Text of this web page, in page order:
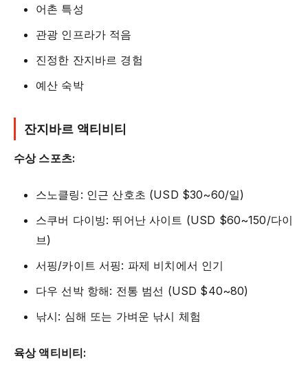
어촌 특성
관광 인프라가 적음
진정한 잔지바르 경험
예산 숙박
잔지바르 액티비티
수상 스포츠:
스노클링: 인근 산호초 (USD $30~60/일)
스쿠버 다이빙: 뛰어난 사이트 (USD $60~150/다이
브)
서핑/카이트 서핑: 파제 비치에서 인기
다우 선박 항해: 전통 범선 (USD $40~80)
낚시: 심해 또는 가벼운 낚시 체험
육상 액티비티: